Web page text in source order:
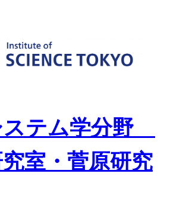
ステム学分野
室・菅原研究